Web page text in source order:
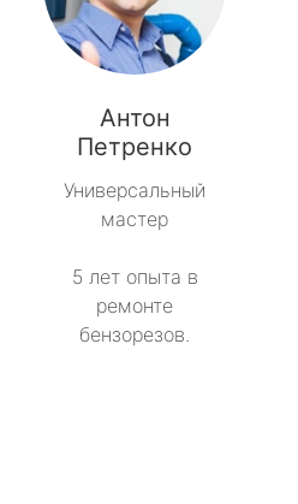
Антон
Петренко
Универсальный
мастер
5 лет опыта в
ремонте
бензорезов.